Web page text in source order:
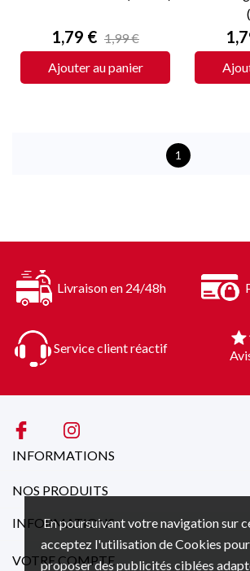
En poursuivant votre navigation sur
acceptez l'utilisation de Cookies
proposer des publicités ciblées
Prix
1,79 € 1,99 €
Ajouter au panier
1
Livraison en 24/48h
Service client réactif
INFORMATIONS
NOS PRODUITS
INFORMATIONS
VOTRE COMPTE